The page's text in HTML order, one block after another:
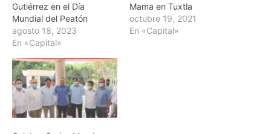
Gutiérrez en el Día
Mundial del Peatón
agosto 18, 2023
En «Capital»
Mama en Tuxtla
octubre 19, 2021
En «Capital»